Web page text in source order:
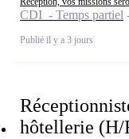
CDI - Temps partiel
Publié il y a 3 jours
hôtellerie (H/